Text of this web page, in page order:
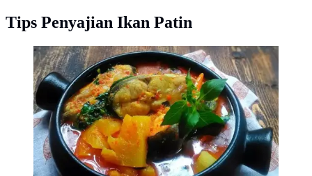
Tips Penyajian Ikan Patin